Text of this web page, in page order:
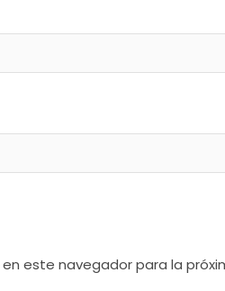
este navegador para la